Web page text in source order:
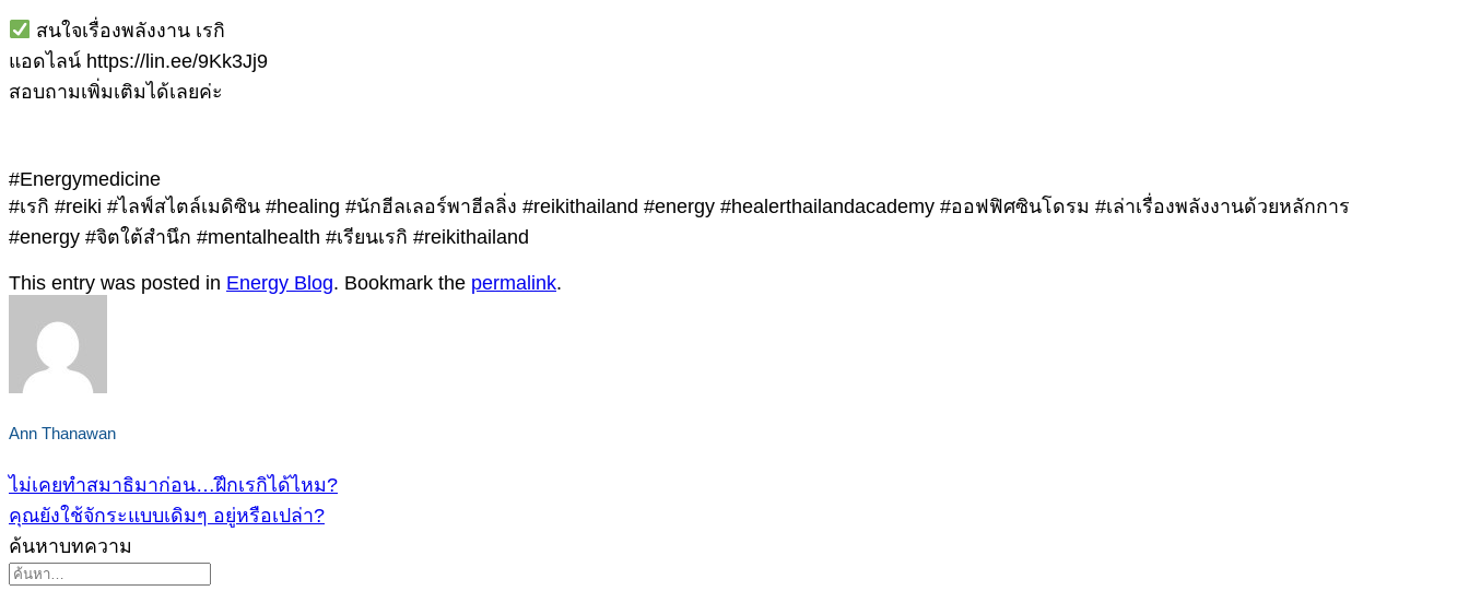
สนใจเรื่องพลังงาน เรกิ
แอดไลน์ https://lin.ee/9Kk3Jj9
สอบถามเพิ่มเติมได้เลยค่ะ
#Energymedicine
#เรกิ #reiki #ไลฟ์สไตล์เมดิซิน #healing #นักฮีลเลอร์พาฮีลลิ่ง #reikithailand #energy #healerthailandacademy #ออฟฟิศซินโดรม #เล่าเรื่องพลังงานด้วยหลักการ
#energy #จิตใต้สำนึก #mentalhealth #เรียนเรกิ #reikithailand
This entry was posted in Energy Blog. Bookmark the permalink.
Ann Thanawan
ไม่เคยทำสมาธิมาก่อน…ฝึกเรกิได้ไหม?
คุณยังใช้จักระแบบเดิมๆ อยู่หรือเปล่า?
ค้นหาบทความ